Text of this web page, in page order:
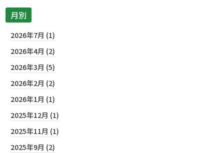
月別
2026年7月 (1)
2026年4月 (2)
2026年3月 (5)
2026年2月 (2)
2026年1月 (1)
2025年12月 (1)
2025年11月 (1)
2025年9月 (2)